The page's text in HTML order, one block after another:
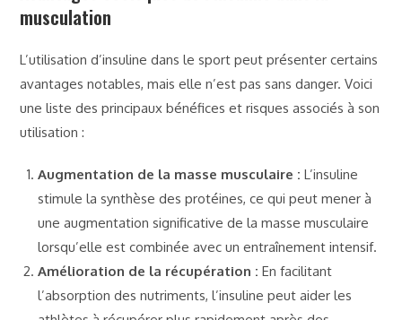
musculation
L’utilisation d’insuline dans le sport peut présenter certains
avantages notables, mais elle n’est pas sans danger. Voici
une liste des principaux bénéfices et risques associés à son
utilisation :
Augmentation de la masse musculaire : L’insuline
stimule la synthèse des protéines, ce qui peut mener à
une augmentation significative de la masse musculaire
lorsqu’elle est combinée avec un entraînement intensif.
Amélioration de la récupération : En facilitant
l’absorption des nutriments, l’insuline peut aider les